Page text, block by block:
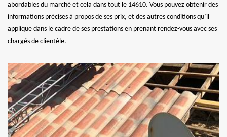
abordables du marché et cela dans tout le 14610. Vous pouvez obtenir des
informations précises à propos de ses prix, et des autres conditions qu’il
applique dans le cadre de ses prestations en prenant rendez-vous avec ses
chargés de clientèle.